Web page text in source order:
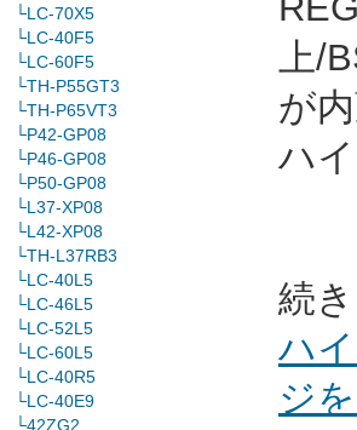
上/
が
ハ
続
ハ
ジ
└LC-70X5
└LC-40F5
└LC-60F5
└TH-P55GT3
└TH-P65VT3
└P42-GP08
└P46-GP08
└P50-GP08
└L37-XP08
└L42-XP08
└TH-L37RB3
└LC-40L5
└LC-46L5
└LC-52L5
└LC-60L5
└LC-40R5
└LC-40E9
└42ZG2